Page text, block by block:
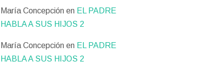
María Concepción en EL PADRE
HABLA A SUS HIJOS 2
María Concepción en EL PADRE
HABLA A SUS HIJOS 2